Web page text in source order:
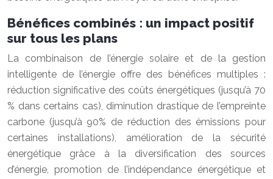
Bénéfices combinés : un impact positif
sur tous les plans
La combinaison de l’énergie solaire et de la gestion
intelligente de l’énergie offre des bénéfices multiples :
réduction significative des coûts énergétiques (jusqu’à 70
% dans certains cas), diminution drastique de l’empreinte
carbone (jusqu’à 90% de réduction des émissions pour
certaines installations), amélioration de la sécurité
énergétique grâce à la diversification des sources
d’énergie, promotion de l’indépendance énergétique et